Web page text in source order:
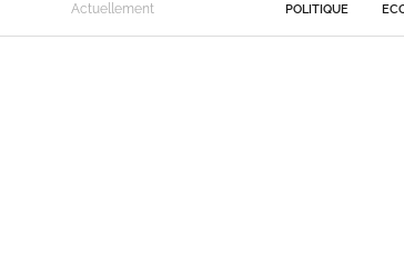
Actuellement POLITIQUE